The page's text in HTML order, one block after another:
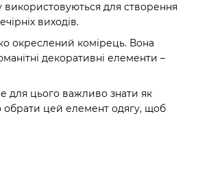
використовуються для створення
виходів.
окреслений комірець. Вона
декоративні елементи –
для цього важливо знати як
обрати цей елемент одягу, щоб